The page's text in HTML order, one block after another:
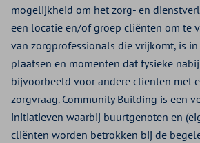
mogelijkheid om het zorg- en
een locatie en/of groep cliënten om te
van zorgprofessionals die vrijkomt, is
plaatsen en momenten dat fysieke
bijvoorbeeld voor andere cliënten met
zorgvraag. Community Building is een
initiatieven waarbij buurtgenoten en
cliënten worden betrokken bij de